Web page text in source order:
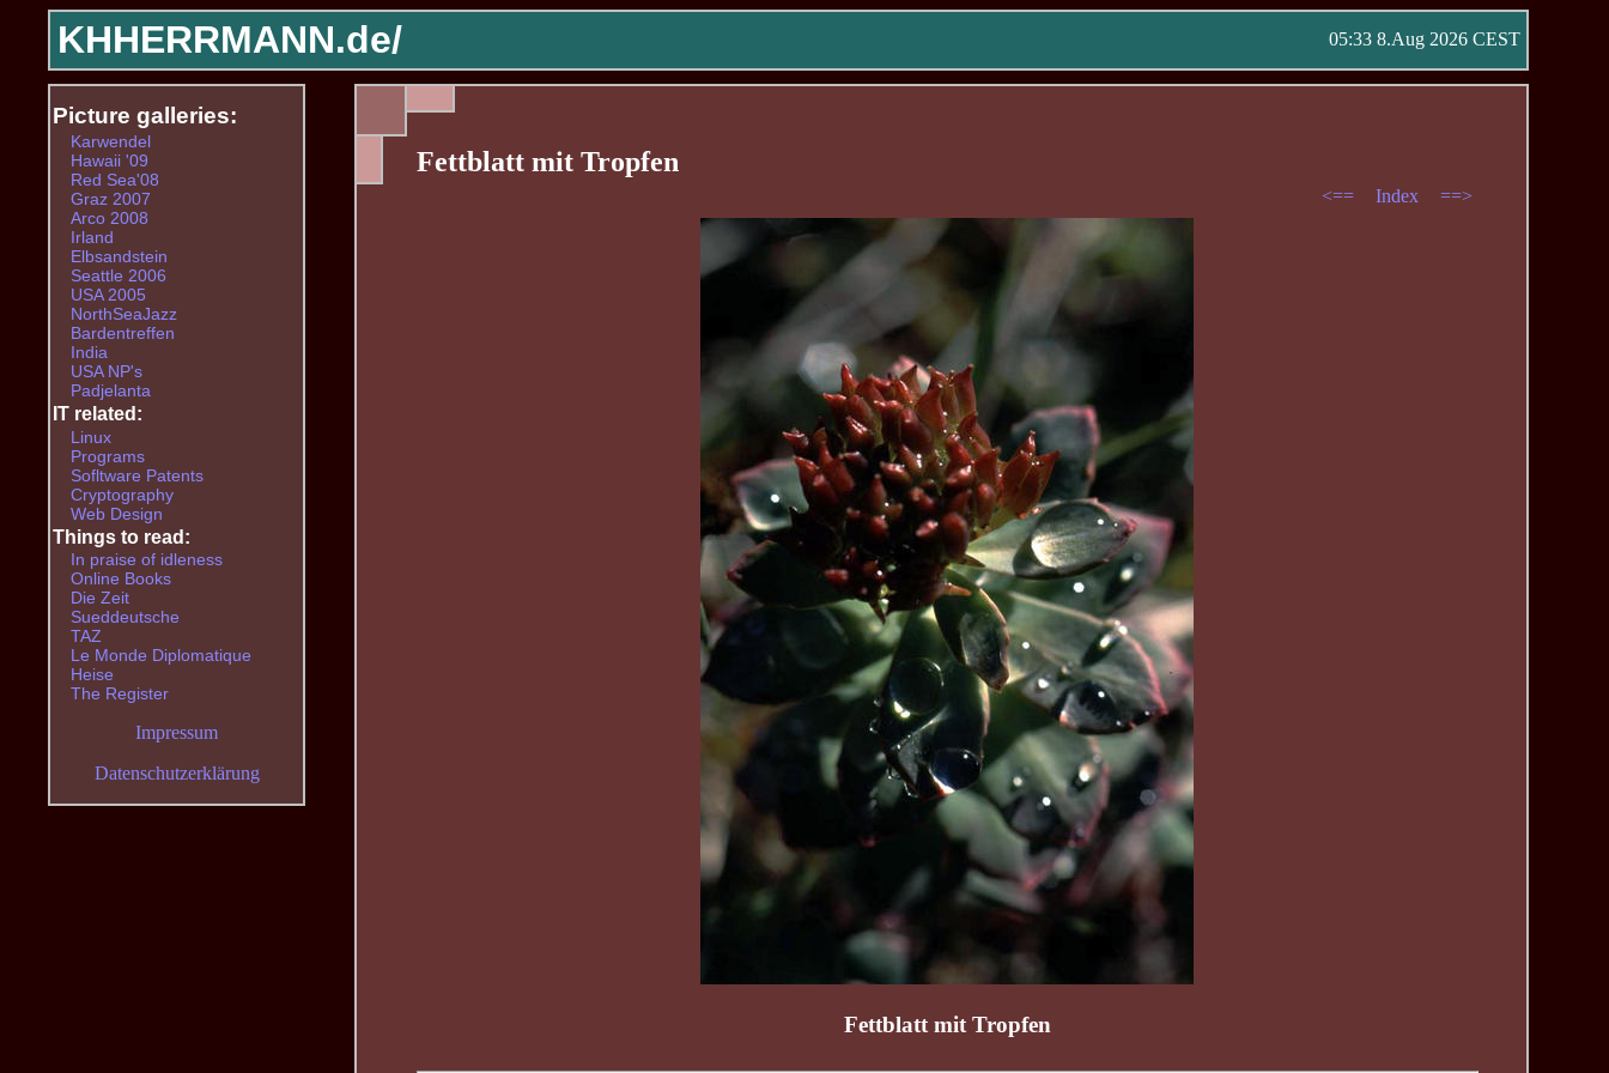
KHHERRMANN.de/ 05:33 8.Aug 2026 CEST
Fettblatt mit Tropfen
<== Index ==>
Fettblatt mit Tropfen
Picture galleries:
Karwendel
Hawaii '09
Red Sea'08
Graz 2007
Arco 2008
Irland
Elbsandstein
Seattle 2006
USA 2005
NorthSeaJazz
Bardentreffen
India
USA NP's
Padjelanta
IT related:
Linux
Programs
Sofltware Patents
Cryptography
Web Design
Things to read:
In praise of idleness
Online Books
Die Zeit
Sueddeutsche
TAZ
Le Monde Diplomatique
Heise
The Register
Impressum
Datenschutzerklärung